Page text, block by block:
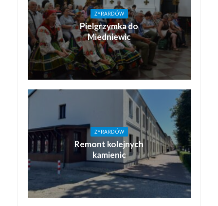
ŻYRARDÓW
Pielgrzymka do
Miedniewic
ŻYRARDÓW
Remont kolejnych
kamienic